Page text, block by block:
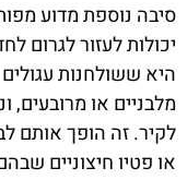
סיבה נוספת מדוע
יכולות לעזור לגרום
היא ששולחנות
מלבניים או מרובעים,
לקיר. זה הופך אותם
או פטיו חיצוניים